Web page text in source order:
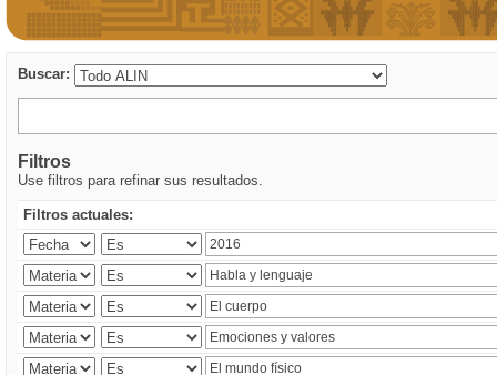
Buscar:
Filtros
Use filtros para refinar sus resultados.
Filtros actuales: